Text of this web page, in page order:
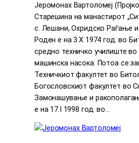
Јеромонах Вартоломеј
Старешина на манастирот
с. Лешани, Охридско Раѓање
Роден е на 3.X 1974 год. во
средно техничко училиште во
машинска насока. Потоа се
Техничкиот факултет во
Богословскиот факултет во
Замонашување и
е на 17.I 1998 год. во…